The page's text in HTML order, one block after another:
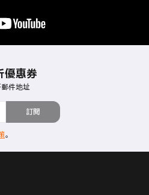
優惠券
件地址
訂閱
。